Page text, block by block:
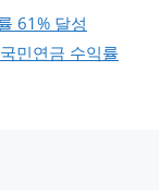
61% 달성
국민연금 수익률